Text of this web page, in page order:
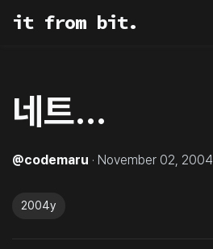
it from bit.
네트...
@codemaru · November 02, 2004
2004y